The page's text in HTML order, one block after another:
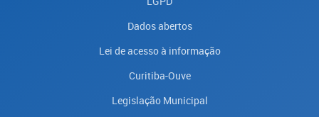
Dados abertos
Lei de acesso à informação
Curitiba-Ouve
Legislação Municipal